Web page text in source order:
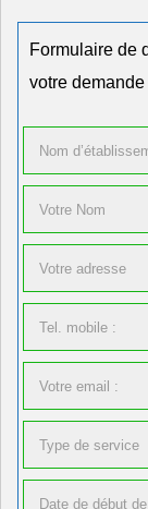
Formulaire de
votre